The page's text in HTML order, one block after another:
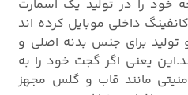
خود را در تولید یک اسمارت
داخلی موبایل کرده اند
برای جنس بدنه اصلی و
یعنی اگر گجت خود را به
مانند قاب و گلس مجهز